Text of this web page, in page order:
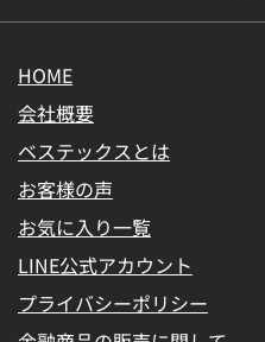
HOME
会社概要
ベステックスとは
お客様の声
お気に入り一覧
LINE公式アカウント
プライバシーポリシー